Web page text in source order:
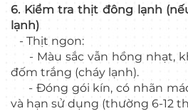
6. Kiểm tra thịt đông lạnh
lạnh)
- Thịt ngon:
- Màu sắc vẫn hồng nhạt,
đốm trắng (cháy lạnh).
- Đóng gói kín, có nhãn
và hạn sử dụng (thường 6-12